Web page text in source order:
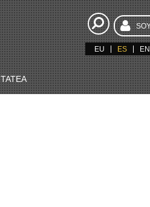
EU ES EN